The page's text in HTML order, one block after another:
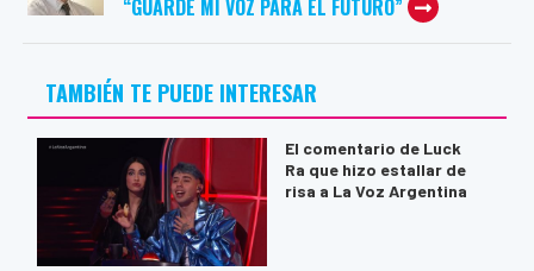
“GUARDÉ MI VOZ PARA EL FUTURO”
TAMBIÉN TE PUEDE INTERESAR
El comentario de Luck
Ra que hizo estallar de
risa a La Voz Argentina